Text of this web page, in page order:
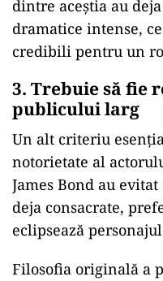
dintre aceștia au
dramatice intense,
credibili pentru un
3. Trebuie să fie
publicului larg
Un alt criteriu
notorietate al
James Bond au
deja consacrate,
eclipsează
Filosofia originală a